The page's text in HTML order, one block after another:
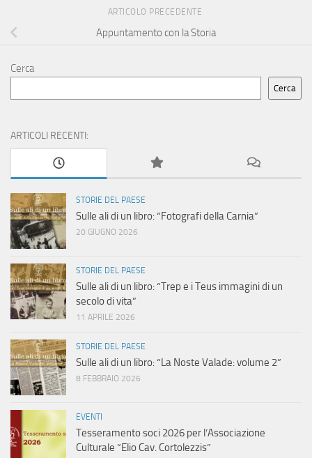
ARTICOLO PRECEDENTE
Appuntamento con la Storia
Cerca
Cerca
ARTICOLI RECENTI:
STORIE DEL PAESE
Sulle ali di un libro: “Fotografi della Carnia”
20 GIUGNO 2026
STORIE DEL PAESE
Sulle ali di un libro: “Trep e i Teus immagini di un
secolo di vita”
11 APRILE 2026
STORIE DEL PAESE
Sulle ali di un libro: “La Noste Valade: volume 2”
8 FEBBRAIO 2026
EVENTI
Tesseramento soci 2026 per l’Associazione
Culturale “Elio Cav. Cortolezzis”